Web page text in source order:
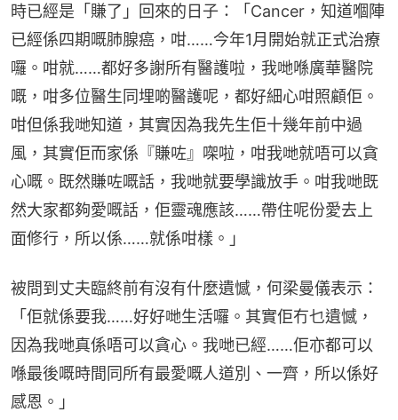
時已經是「賺了」回來的日子：「Cancer，知道嗰陣
已經係四期嘅肺腺癌，咁……今年1月開始就正式治療
囉。咁就……都好多謝所有醫護啦，我哋喺廣華醫院
嘅，咁多位醫生同埋啲醫護呢，都好細心咁照顧佢。
咁但係我哋知道，其實因為我先生佢十幾年前中過
風，其實佢而家係『賺咗』㗎啦，咁我哋就唔可以貪
心嘅。既然賺咗嘅話，我哋就要學識放手。咁我哋既
然大家都夠愛嘅話，佢靈魂應該……帶住呢份愛去上
面修行，所以係……就係咁樣。」
被問到丈夫臨終前有沒有什麼遺憾，何梁曼儀表示：
「佢就係要我……好好哋生活囉。其實佢冇乜遺憾，
因為我哋真係唔可以貪心。我哋已經……佢亦都可以
喺最後嘅時間同所有最愛嘅人道別、一齊，所以係好
感恩。」